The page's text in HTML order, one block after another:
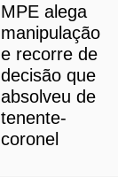
MPE alega
manipulação
e recorre de
decisão que
absolveu de
tenente-
coronel